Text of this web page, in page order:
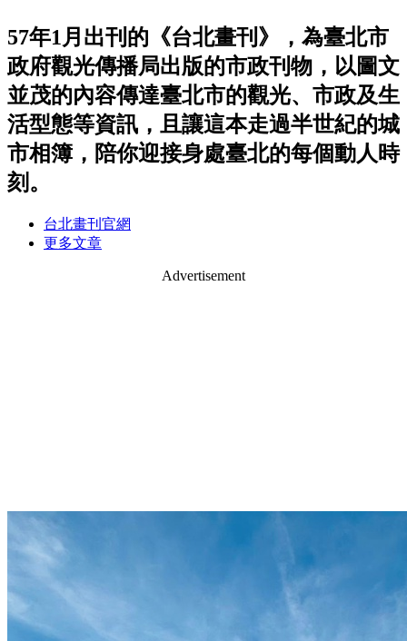
57年1月出刊的《台北畫刊》，為臺北市
政府觀光傳播局出版的市政刊物，以圖文
並茂的內容傳達臺北市的觀光、市政及生
活型態等資訊，且讓這本走過半世紀的城
市相簿，陪你迎接身處臺北的每個動人時
刻。
台北畫刊官網
更多文章
Advertisement